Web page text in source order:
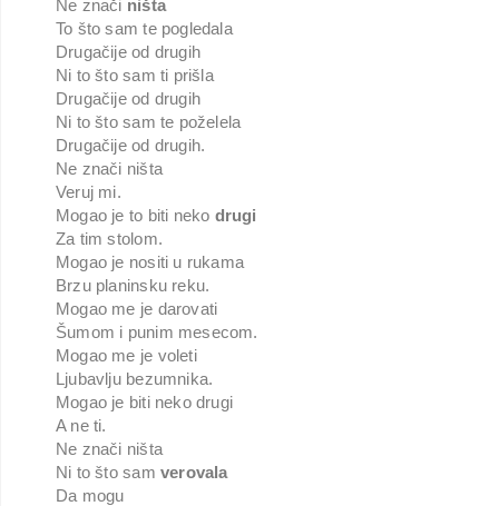
Ne znači ništa
To što sam te pogledala
Drugačije od drugih
Ni to što sam ti prišla
Drugačije od drugih
Ni to što sam te poželela
Drugačije od drugih.
Ne znači ništa
Veruj mi.
Mogao je to biti neko drugi
Za tim stolom.
Mogao je nositi u rukama
Brzu planinsku reku.
Mogao me je darovati
Šumom i punim mesecom.
Mogao me je voleti
Ljubavlju bezumnika.
Mogao je biti neko drugi
A ne ti.
Ne znači ništa
Ni to što sam verovala
Da mogu